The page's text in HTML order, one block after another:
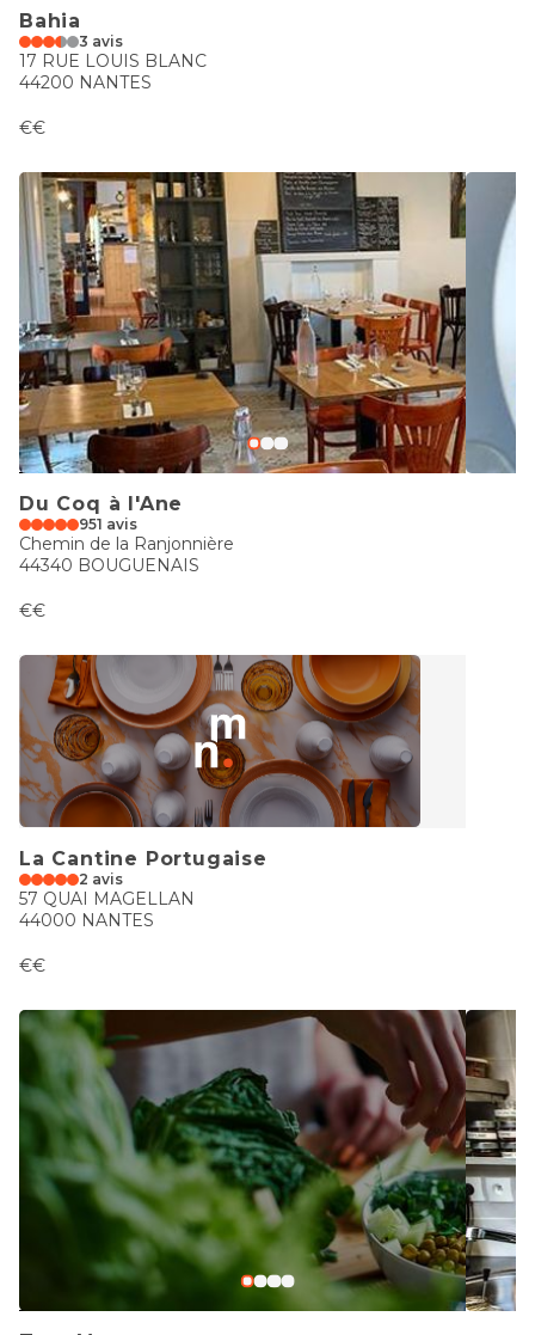
Bahia
3 avis
17 RUE LOUIS BLANC
44200 NANTES
€€
Du Coq à l'Ane
951 avis
Chemin de la Ranjonnière
44340 BOUGUENAIS
€€
La Cantine Portugaise
2 avis
57 QUAI MAGELLAN
44000 NANTES
€€